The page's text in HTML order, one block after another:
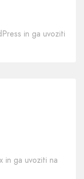
in ga uvoziti
in ga uvoziti na